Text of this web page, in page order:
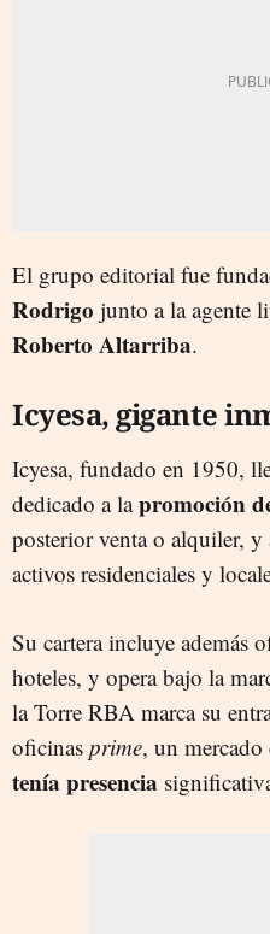
El grupo editorial fue
Rodrigo junto a la agente
Roberto Altarriba.
Icyesa, gigante
Icyesa, fundado en 1950,
dedicado a lapromoción
posterior venta o alquiler,
activos residenciales y
Su cartera incluye además
hoteles, y opera bajo la
la Torre RBA marca su
oficinas prime, un mercado
tenía presencia